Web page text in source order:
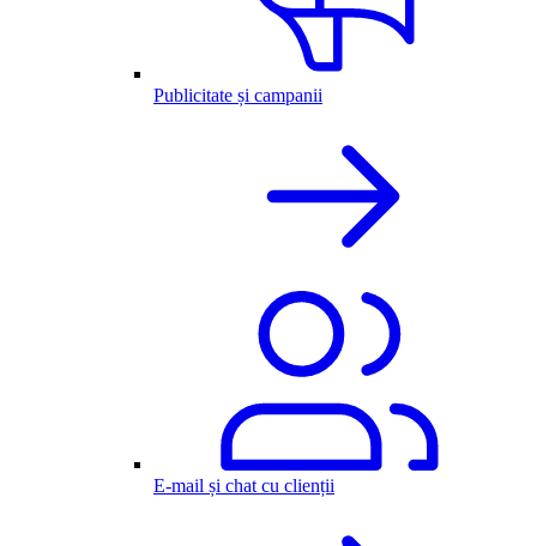
Publicitate și campanii
E-mail și chat cu clienții